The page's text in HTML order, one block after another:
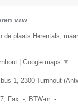
vzw
de plaats Herentals,
Google maps ▼
1 2300 Turnhout (
, Fax: - , BTW-nr: -